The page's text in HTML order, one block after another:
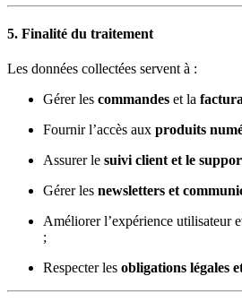
5. Finalité du traitement
Les données collectées servent à :
Gérer les commandes et la
Fournir l’accès aux produits
Assurer le suivi client et le
Gérer les newsletters et
Améliorer l’expérience utilisateur
;
Respecter les obligations légales